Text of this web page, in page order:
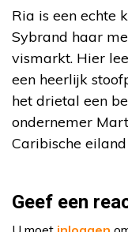
Ria is een echte
Sybrand haar
vismarkt. Hier
een heerlijk
het drietal een
ondernemer
Caribische
Geef een